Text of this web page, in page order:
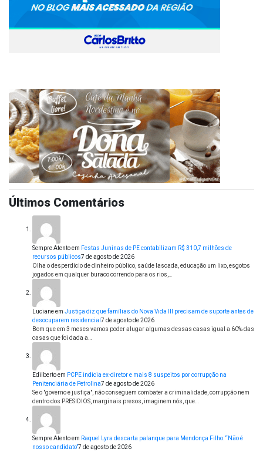
Últimos Comentários
Sempre Atentoem Festas Juninas de PE contabilizam R$ 310,7 milhões de
recursos públicos7 de agosto de 2026
Olha o desperdício de dinheiro público, saúde lascada, educação um lixo, esgotos
jogados em qualquer buraco correndo para os rios,…
Lucianeem Justiça diz que famílias do Nova Vida III precisam de suporte antes de
desocuparem residencial 7 de agosto de 2026
Bom que em 3 meses vamos poder alugar algumas dessas casas igual a 60% das
casas que foi dada a…
Edilbertoem PCPE indicia ex-diretor e mais 8 suspeitos por corrupção na
Penitenciária de Petrolina7 de agosto de 2026
Se o "governo e justiça", não conseguem combater a criminalidade, corrupção nem
dentro dos PRESIDIOS, marginais presos, imaginem nós, que…
Sempre Atentoem Raquel Lyra descarta palanque para Mendonça Filho: “Não é
nosso candidato”7 de agosto de 2026